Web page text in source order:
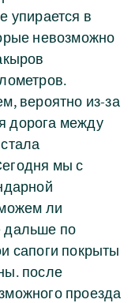
упирается в
невозможно
вероятно из-за
дорога между
мы с
ли
дальше по
сапоги покрыты
после
проезда